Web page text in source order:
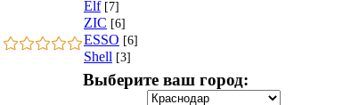
Elf [7]
ZIC [6]
ESSO [6]
Shell [3]
Выберите ваш город: